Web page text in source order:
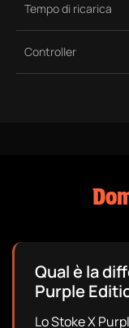
Tempo di ricarica
Controller
Qual è la
Purple
Lo Stoke X